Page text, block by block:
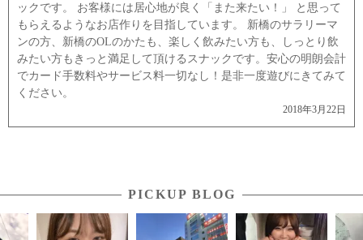
ックです。 お客様には居心地が良く「また来たい！」 と思って
もらえるようなお店作りを目指しています。 新橋のサラリーマ
ンの方、新橋のOLのかたも、楽しく飲みたい方も、しっとり飲
みたい方もきっと満足して頂けるスナックです。安心の明朗会計
でカード手数料やサービス料一切なし！是非一度遊びにきてみて
ください。
2018年3月22日
PICKUP BLOG